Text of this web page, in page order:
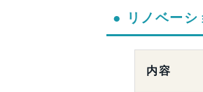
● リノベーシ
内容